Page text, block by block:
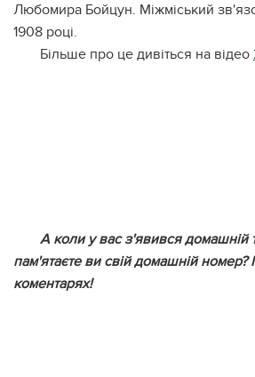
Любомира Бойцун. Міжміський
1908 році.
Більше про це дивіться на відео
А коли у вас з'явився домашній
пам'ятаєте ви свій домашній номер?
коментарях!